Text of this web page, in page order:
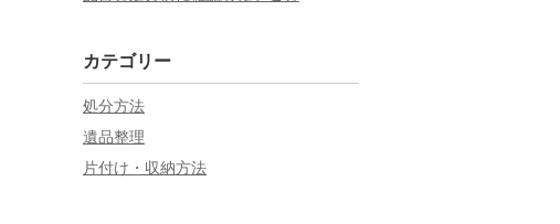
カテゴリー
処分方法
遺品整理
片付け・収納方法